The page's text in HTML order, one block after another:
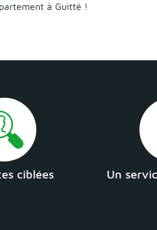
à Guitté !
ciblées Un